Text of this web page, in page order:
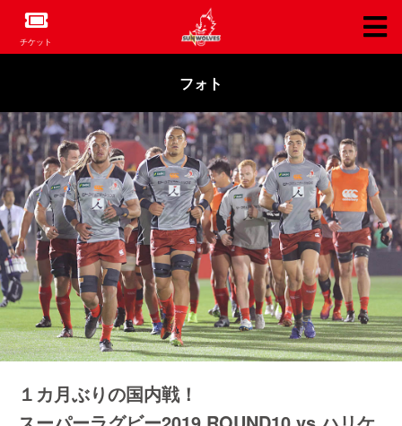
チケット
フォト
１カ月ぶりの国内戦！